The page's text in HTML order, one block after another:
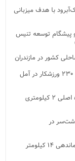
با هدف میزبانی
پیشگام توسعه تنیس
رقابت‌های کشتی آزاد پیشکسوتان کشور با حضور ۲۳۰ ورزشکار در آمل
پایان پروژه نیمه‌تمام ۱۵ ساله پارک و تکمیل جاده اصلی ۲ کیلومتری
بخش دشت‌سر در
چالوس آماده جهشی تازه در مسیر توسعه/ از ساماندهی ۱۴ کیلومتر